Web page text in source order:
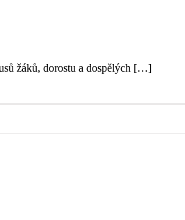
žáků, dorostu a dospělých […]